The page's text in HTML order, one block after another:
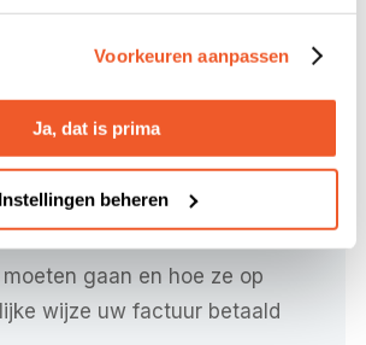
Voorkeuren aanpassen
Ja, dat is prima
Instellingen beheren
pre-incasso niet het gewenste
kunnen we een minnelijk
starten. Hierbij proberen we
tot een betalingsregeling te
ervaren incassospecialisten
gaan en hoe ze op
wijze uw factuur betaald